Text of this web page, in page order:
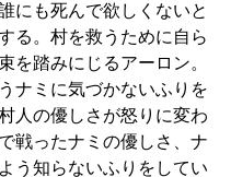
にも死んで欲しくないと
る。村を救うために自ら
を踏みにじるアーロン。
ナミに気づかないふりを
人の優しさが怒りに変わ
戦ったナミの優しさ、ナ
う知らないふりをしてい